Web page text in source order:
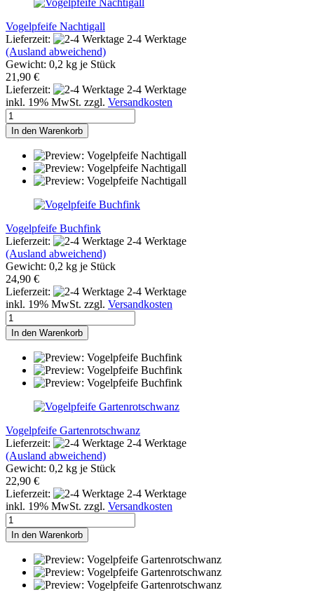
Vogelpfeife Nachtigall
Lieferzeit:
2-4 Werktage
(Ausland abweichend)
Gewicht: 0,2 kg je Stück
21,90 €
Lieferzeit:
2-4 Werktage
inkl. 19% MwSt. zzgl. Versandkosten
In den Warenkorb
Vogelpfeife Buchfink
Lieferzeit:
2-4 Werktage
(Ausland abweichend)
Gewicht: 0,2 kg je Stück
24,90 €
Lieferzeit:
2-4 Werktage
inkl. 19% MwSt. zzgl. Versandkosten
In den Warenkorb
Vogelpfeife Gartenrotschwanz
Lieferzeit:
2-4 Werktage
(Ausland abweichend)
Gewicht: 0,2 kg je Stück
22,90 €
Lieferzeit:
2-4 Werktage
inkl. 19% MwSt. zzgl. Versandkosten
In den Warenkorb